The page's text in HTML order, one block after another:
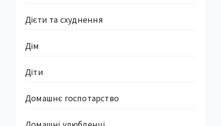
Дієти та схуднення
Дім
Діти
Домашнє госпотарство